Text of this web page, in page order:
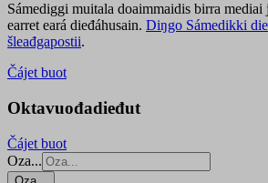
Sámediggi muitala doaimmaidis birra mediai
earret eará dieđáhusain. Diŋgo Sámedikki
šleađgapostii.
Čájet buot
Oktavuođadieđut
Čájet buot
Oza...